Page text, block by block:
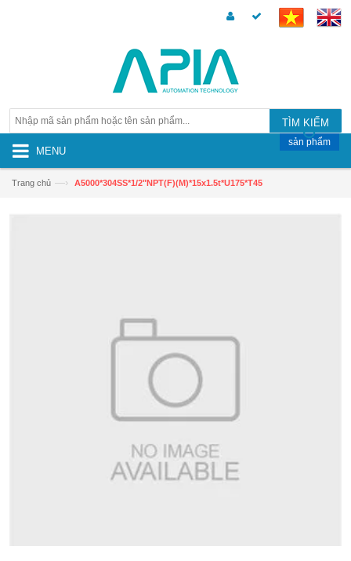
TÌM KIẾM
MENU
sản phẩm
Trang chủ —› A5000*304SS*1/2"NPT(F)(M)*15x1.5t*U175*T45